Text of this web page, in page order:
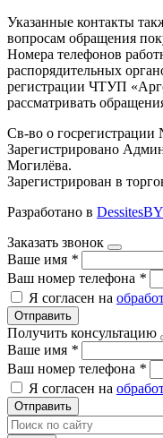
Указанные контакты
вопросам обращения
Номера телефонов
распорядительных
регистрации ЧТУП
рассматривать
Св-во о госрегистрации
Зарегистрировано
Могилёва.
Зарегистрирован в
Разработано в DessitesBY
Заказать звонок
Ваше имя *
Ваш номер телефона *
Я согласен на
Отправить
Получить консультацию
Ваше имя *
Ваш номер телефона *
Я согласен на
Отправить